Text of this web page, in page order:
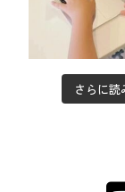
さらに読